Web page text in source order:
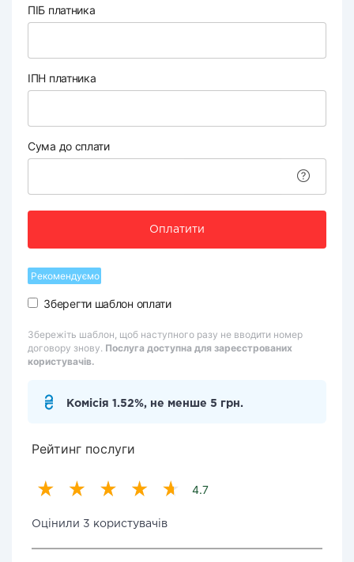
ПІБ платника
ІПН платника
Сума до сплати
Оплатити
Рекомендуємо
Зберегти шаблон оплати
Збережіть шаблон, щоб наступного разу не вводити номер
договору знову. Послуга доступна для зареєстрованих
користувачів.
Комісія 1.52%, не менше 5 грн.
Рейтинг послуги
4.7
Оцінили 3 користувачів